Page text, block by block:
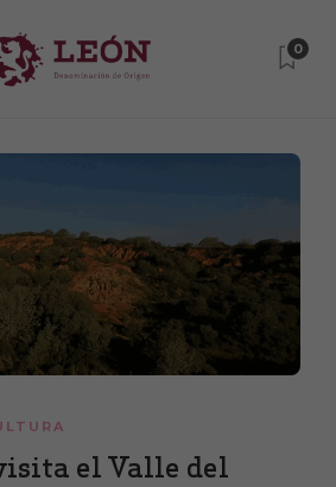
0
el Valle del